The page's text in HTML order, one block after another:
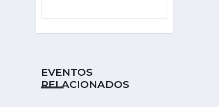
EVENTOS
RELACIONADOS